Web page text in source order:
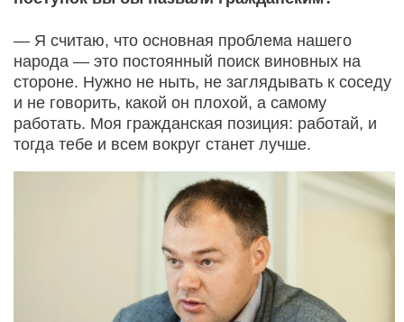
— Я считаю, что основная проблема нашего
народа — это постоянный поиск виновных на
стороне. Нужно не ныть, не заглядывать к соседу
и не говорить, какой он плохой, а самому
работать. Моя гражданская позиция: работай, и
тогда тебе и всем вокруг станет лучше.